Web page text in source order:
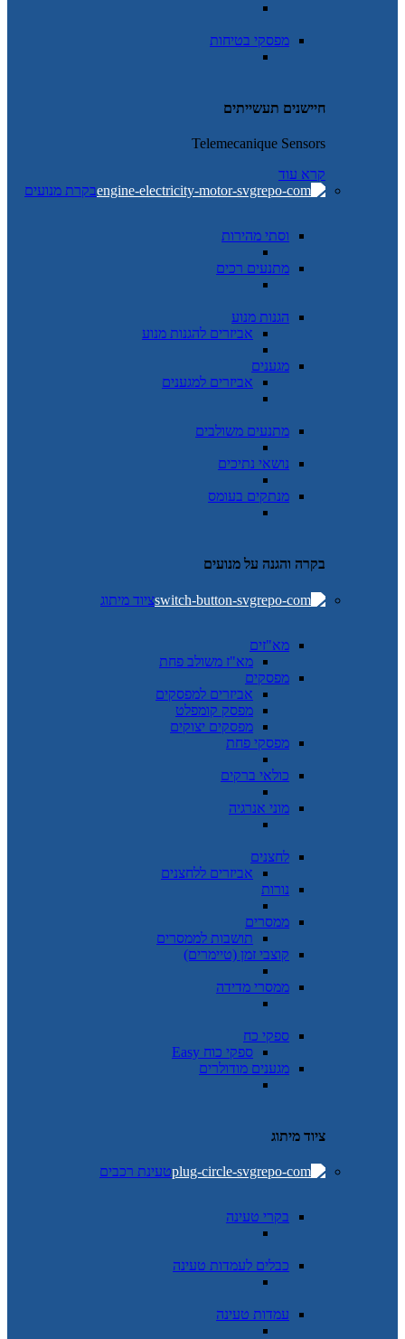
מפסקי בטיחות
חיישנים תעשייתים
Telemecanique Sensors
קרא עוד
בקרת מנועים
וסתי מהירות
מתנעים רכים
הגנות מנוע
אביזרים להגנות מנוע
מגענים
אביזרים למגענים
מתנעים משולבים
נושאי נתיכים
מנתקים בעומס
בקרה והגנה על מנועים
ציוד מיתוג
מא"זים
מא"ז משולב פחת
מפסקים
אביזרים למפסקים
מפסק קומפלט
מפסקים יצוקים
מפסקי פחת
כולאי ברקים
מוני אנרגיה
לחצנים
אביזרים ללחצנים
נורות
ממסרים
תושבות לממסרים
קוצבי זמן (טיימרים)
ממסרי מדידה
ספקי כח
ספקי כוח Easy
מגענים מודולרים
ציוד מיתוג
טעינת רכבים
בקרי טעינה
כבלים לעמדות טעינה
עמדות טעינה